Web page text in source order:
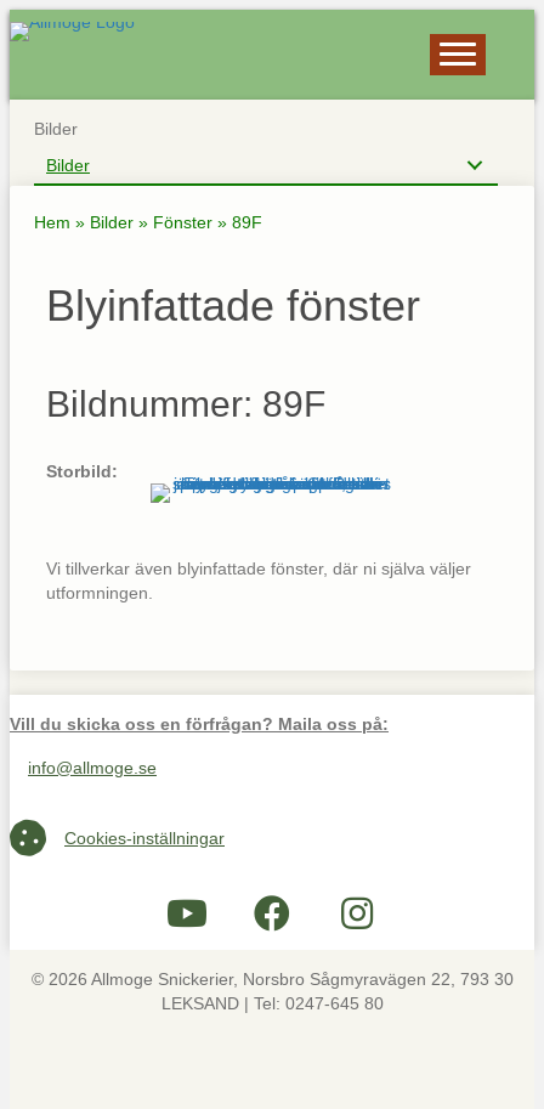
Bilder
Bilder
Hem » Bilder » Fönster » 89F
Blyinfattade fönster
Bildnummer: 89F
Storbild:
Vi tillverkar även blyinfattade fönster, där ni själva väljer
utformningen.
Vill du skicka oss en förfrågan? Maila oss på:
Maila oss på info@allmoge.se
info@allmoge.se
Cookies-inställningar
Cookies-inställningar
© 2026 Allmoge Snickerier, Norsbro Sågmyravägen 22, 793 30
LEKSAND | Tel: 0247-645 80